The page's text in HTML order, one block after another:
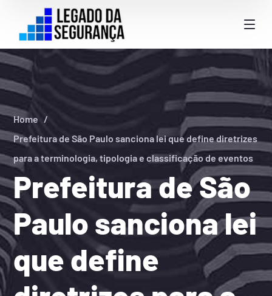
Prefeitura de São
Paulo sanciona lei
que define
Home
Prefeitura de São Paulo sanciona lei que define diretrizes
para a terminologia, tipologia e classificação de eventos